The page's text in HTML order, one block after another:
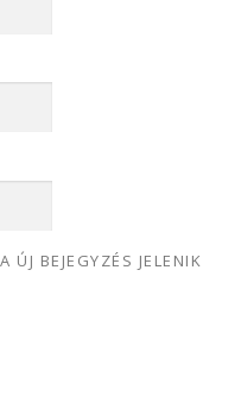
ÚJ BEJEGYZÉS JELENIK